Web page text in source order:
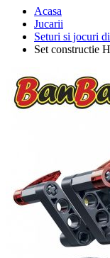
Acasa
Jucarii
Seturi si jocuri
Set constructie